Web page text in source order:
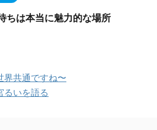
ちは本当に魅力的な場所
界共通ですね〜
いを語る